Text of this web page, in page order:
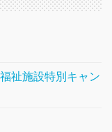
祉施設特別キャン